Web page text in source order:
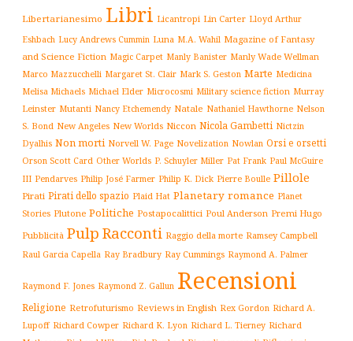
Libertarianesimo Libri Licantropi Lin Carter Lloyd Arthur
Eshbach Lucy Andrews Cummin Luna M.A. Wahil Magazine of Fantasy
and Science Fiction Magic Carpet Manly Banister Manly Wade Wellman
Marco Mazzucchelli Margaret St. Clair Mark S. Geston Marte Medicina
Melisa Michaels Michael Elder Microcosmi Military science fiction Murray
Leinster Mutanti Nancy Etchemendy Natale Nathaniel Hawthorne Nelson
S. Bond New Angeles New Worlds Niccon Nicola Gambetti Nictzin
Dyalhis Non morti Norvell W. Page Novelization Nowlan Orsi e orsetti
Orson Scott Card Other Worlds P. Schuyler Miller Pat Frank Paul McGuire
III Pendarves Philip José Farmer Philip K. Dick Pierre Boulle Pillole
Pirati Pirati dello spazio Plaid Hat Planetary romance Planet
Stories Plutone Politiche Postapocalittici Poul Anderson Premi Hugo
Pubblicità Pulp Racconti Raggio della morte Ramsey Campbell
Raul Garcia Capella Ray Bradbury Ray Cummings Raymond A. Palmer
Raymond F. Jones Raymond Z. Gallun Recensioni
Religione Retrofuturismo Reviews in English Rex Gordon Richard A.
Lupoff Richard Cowper Richard K. Lyon Richard L. Tierney Richard